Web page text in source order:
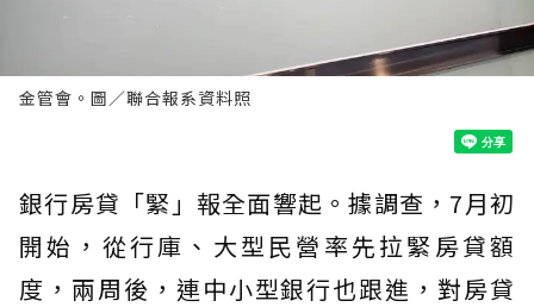
金管會。圖／聯合報系資料照
銀行房貸「緊」報全面響起。據調查，7月初
開始，從行庫、大型民營率先拉緊房貸額
度，兩周後，連中小型銀行也跟進，對房貸